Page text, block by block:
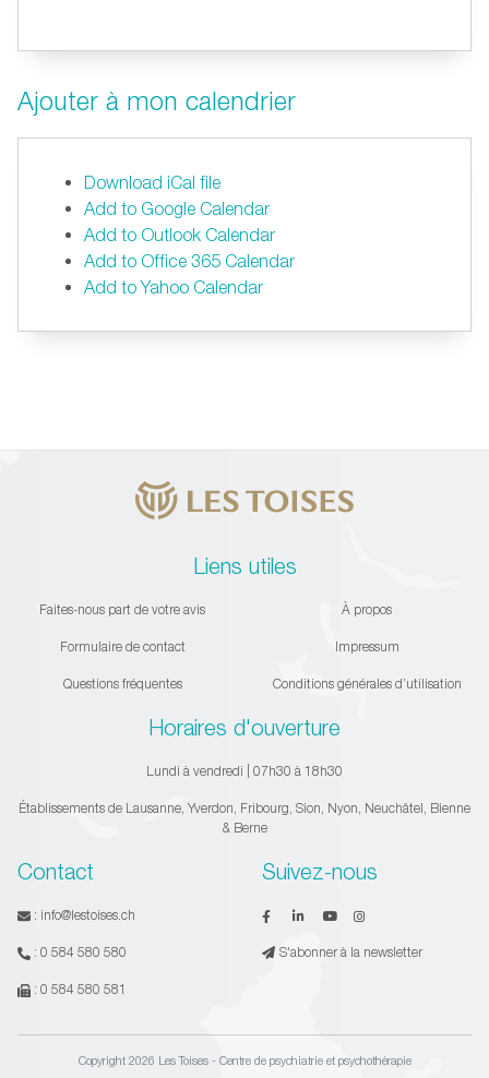
Ajouter à mon calendrier
Download iCal file
Add to Google Calendar
Add to Outlook Calendar
Add to Office 365 Calendar
Add to Yahoo Calendar
Liens utiles
Faites-nous part de votre avis
Formulaire de contact
Questions fréquentes
À propos
Impressum
Conditions générales d’utilisation
Horaires d'ouverture
Lundi à vendredi | 07h30 à 18h30
Établissements de Lausanne, Yverdon, Fribourg, Sion, Nyon, Neuchâtel, Bienne
& Berne
Contact
: info@lestoises.ch
: 0 584 580 580
: 0 584 580 581
Suivez-nous
S'abonner à la newsletter
Copyright 2026 Les Toises - Centre de psychiatrie et psychothérapie